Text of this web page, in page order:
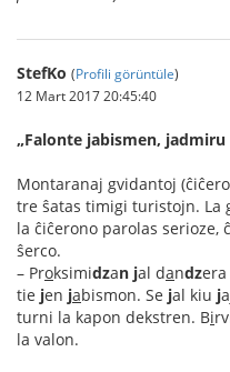
StefKo (Profili görüntüle)
12 Mart 2017 20:45:40
„Falonte jabismen, jadmiru
Montaranaj gvidantoj
tre ŝatas timigi turistojn. La
la ĉiĉerono parolas serioze,
ŝerco.
– Proksimidzan jal dandz
tie jen jabismon. Se jal kiu j
turni la kapon dekstren. Bi
la valon.